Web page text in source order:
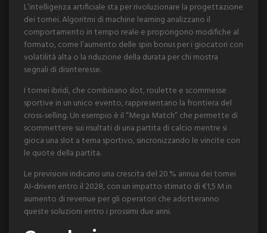
L’intelligenza artificiale sta per rivoluzionare la progettazione
dei tornei. Algoritmi di machine learning analizzano il
comportamento in tempo reale e propongono modifiche al
formato, come l’aumento delle spin bonus per i giocatori con
volatilità alta o la riduzione della durata per chi mostra
segnali di disinteresse.
I tornei ibridi, che combinano slot, roulette e scommesse
sportive in un unico evento, rappresentano la frontiera del
cross‑selling. Un esempio è il “Mega Match” che permette di
scommettere sui risultati di una partita di calcio mentre si
gioca una slot a tema sportivo, sincronizzando le vincite con
le quote della partita.
Le previsioni indicano una crescita del 20 % annua dei tornei
AI‑driven entro il 2028, con un impatto stimato di €1,5 M in
aumento di revenue per gli operatori che adotteranno
queste soluzioni entro i prossimi due anni.